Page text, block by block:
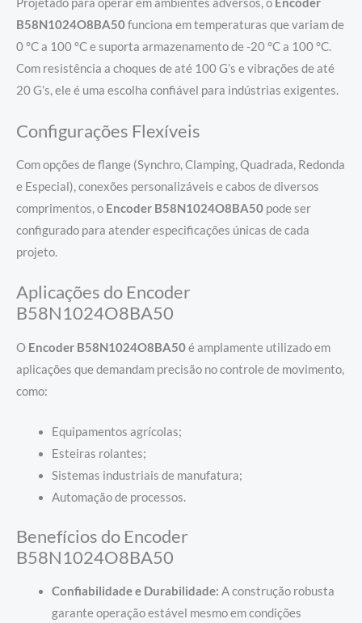
Projetado para operar em ambientes adversos, o Encoder
B58N1024O8BA50funciona em temperaturas que variam de
0 °C a 100 °C e suporta armazenamento de -20 °C a 100 °C.
Com resistência a choques de até 100 G’s e vibrações de até
20 G’s, ele é uma escolha confiável para indústrias exigentes.
Configurações Flexíveis
Com opções de flange (Synchro, Clamping, Quadrada, Redonda
e Especial), conexões personalizáveis e cabos de diversos
comprimentos, o Encoder B58N1024O8BA50 pode ser
configurado para atender especificações únicas de cada
projeto.
Aplicações do Encoder
B58N1024O8BA50
O Encoder B58N1024O8BA50é amplamente utilizado em
aplicações que demandam precisão no controle de movimento,
como:
Equipamentos agrícolas;
Esteiras rolantes;
Sistemas industriais de manufatura;
Automação de processos.
Benefícios do Encoder
B58N1024O8BA50
Confiabilidade e Durabilidade: A construção robusta
garante operação estável mesmo em condições